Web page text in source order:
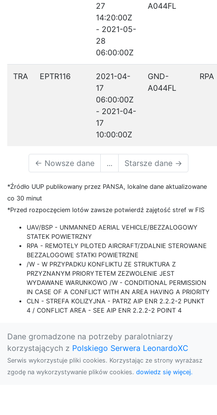
27
14:20:00Z
- 2021-05-
28
06:00:00Z
A044FL
TRA EPTR116
2021-04-
17
06:00:00Z
- 2021-04-
17
10:00:00Z
GND-
A044FL
RPA
← Nowsze dane ... Starsze dane →
*Źródło UUP publikowany przez PANSA, lokalne dane aktualizowane
co 30 minut
*Przed rozpoczęciem lotów zawsze potwierdź zajętość stref w FIS
UAV/BSP - UNMANNED AERIAL VEHICLE/BEZZALOGOWY
STATEK POWIETRZNY
RPA - REMOTELY PILOTED AIRCRAFT/ZDALNIE STEROWANE
BEZZALOGOWE STATKI POWIETRZNE
/W - W PRZYPADKU KONFLIKTU ZE STRUKTURA Z
PRZYZNANYM PRIORYTETEM ZEZWOLENIE JEST
WYDAWANE WARUNKOWO /W - CONDITIONAL PERMISSION
IN CASE OF A CONFLICT WITH AN AREA HAVING A PRIORITY
CLN - STREFA KOLIZYJNA - PATRZ AIP ENR 2.2.2-2 PUNKT
4 / CONFLICT AREA - SEE AIP ENR 2.2.2-2 POINT 4
Dane gromadzone na potrzeby paralotniarzy
korzystających z Polskiego Serwera LeonardoXC
Serwis wykorzystuje pliki cookies. Korzystając ze strony wyrażasz
zgodę na wykorzystywanie plików cookies. dowiedz się więcej.